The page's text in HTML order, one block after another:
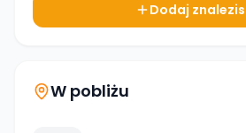
Dodaj
W pobliżu